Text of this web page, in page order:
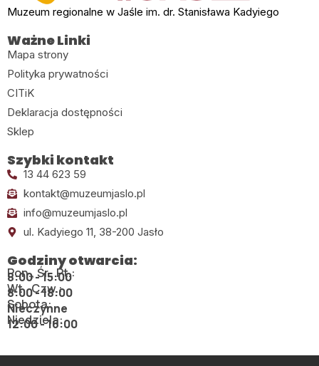
Muzeum regionalne w Jaśle im. dr. Stanisława Kadyiego
Ważne Linki
Mapa strony
Polityka prywatności
CITiK
Deklaracja dostępności
Sklep
Szybki kontakt
13 44 623 59
kontakt@muzeumjaslo.pl
info@muzeumjaslo.pl
ul. Kadyiego 11, 38-200 Jasło
Godziny otwarcia:
Pon., Śr., Pt.:
8:00 - 15:00
Wt., Czw.:
8:00 - 18:00
Sobota:
Nieczynne
Niedziela:
12:00 - 16:00